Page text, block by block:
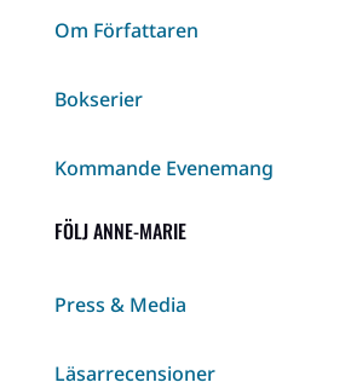
Om Författaren
Bokserier
Kommande Evenemang
FÖLJ ANNE-MARIE
Press & Media
Läsarrecensioner